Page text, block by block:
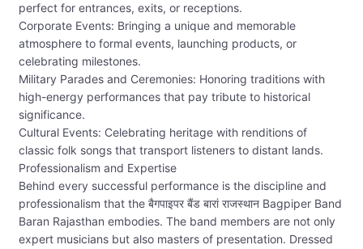
perfect for entrances, exits, or receptions.
Corporate Events: Bringing a unique and memorable
atmosphere to formal events, launching products, or
celebrating milestones.
Military Parades and Ceremonies: Honoring traditions with
high-energy performances that pay tribute to historical
significance.
Cultural Events: Celebrating heritage with renditions of
classic folk songs that transport listeners to distant lands.
Professionalism and Expertise
Behind every successful performance is the discipline and
professionalism that the बैगपाइपर बैंड बारां राजस्थान Bagpiper Band
Baran Rajasthan embodies. The band members are not only
expert musicians but also masters of presentation. Dressed